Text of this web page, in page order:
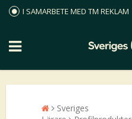
I SAMARBETE MED TM REKLAM
Sveriges